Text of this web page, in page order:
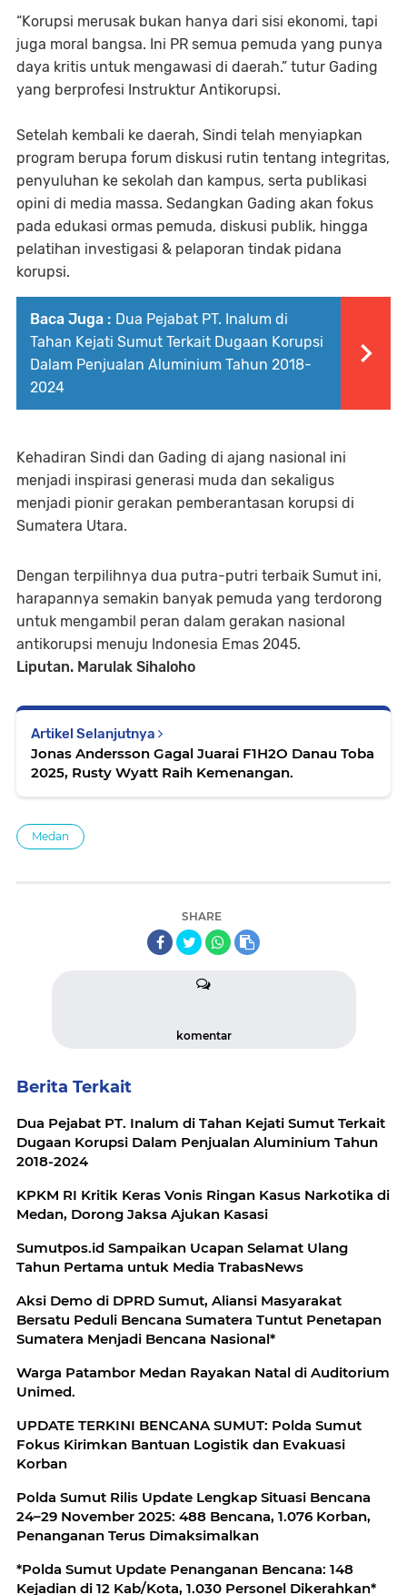
“Korupsi merusak bukan hanya dari sisi ekonomi, tapi
juga moral bangsa. Ini PR semua pemuda yang punya
daya kritis untuk mengawasi di daerah.” tutur Gading
yang berprofesi Instruktur Antikorupsi.
Setelah kembali ke daerah, Sindi telah menyiapkan
program berupa forum diskusi rutin tentang integritas,
penyuluhan ke sekolah dan kampus, serta publikasi
opini di media massa. Sedangkan Gading akan fokus
pada edukasi ormas pemuda, diskusi publik, hingga
pelatihan investigasi & pelaporan tindak pidana
korupsi.
Baca Juga : Dua Pejabat PT. Inalum di
Tahan Kejati Sumut Terkait Dugaan Korupsi
Dalam Penjualan Aluminium Tahun 2018-
2024
Kehadiran Sindi dan Gading di ajang nasional ini
menjadi inspirasi generasi muda dan sekaligus
menjadi pionir gerakan pemberantasan korupsi di
Sumatera Utara.
Dengan terpilihnya dua putra-putri terbaik Sumut ini,
harapannya semakin banyak pemuda yang terdorong
untuk mengambil peran dalam gerakan nasional
antikorupsi menuju Indonesia Emas 2045.
Liputan. Marulak Sihaloho
Artikel Selanjutnya
Jonas Andersson Gagal Juarai F1H2O Danau Toba
2025, Rusty Wyatt Raih Kemenangan.
Medan
SHARE
komentar
Berita Terkait
Dua Pejabat PT. Inalum di Tahan Kejati Sumut Terkait
Dugaan Korupsi Dalam Penjualan Aluminium Tahun
2018-2024
KPKM RI Kritik Keras Vonis Ringan Kasus Narkotika di
Medan, Dorong Jaksa Ajukan Kasasi
Sumutpos.id Sampaikan Ucapan Selamat Ulang
Tahun Pertama untuk Media TrabasNews
Aksi Demo di DPRD Sumut, Aliansi Masyarakat
Bersatu Peduli Bencana Sumatera Tuntut Penetapan
Sumatera Menjadi Bencana Nasional*
Warga Patambor Medan Rayakan Natal di Auditorium
Unimed.
UPDATE TERKINI BENCANA SUMUT: Polda Sumut
Fokus Kirimkan Bantuan Logistik dan Evakuasi
Korban
Polda Sumut Rilis Update Lengkap Situasi Bencana
24–29 November 2025: 488 Bencana, 1.076 Korban,
Penanganan Terus Dimaksimalkan
*Polda Sumut Update Penanganan Bencana: 148
Kejadian di 12 Kab/Kota, 1.030 Personel Dikerahkan*